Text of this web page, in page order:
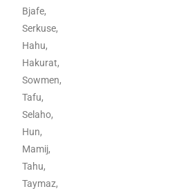
Bjafe,
Serkuse,
Hahu,
Hakurat,
Sowmen,
Tafu,
Selaho,
Hun,
Mamij,
Tahu,
Taymaz,